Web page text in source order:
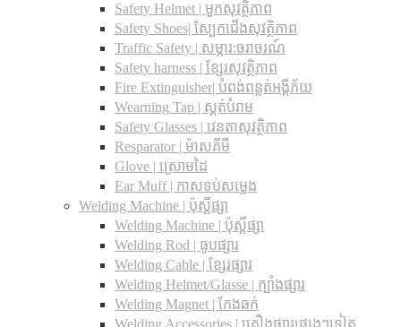
Safety Helmet | មួកសុវត្ថិភាព
Safety Shoes| ស្បែកជើងសុវត្ថិភាព
Traffic Safety​ | សម្ភារ:ចរាចរណ៍
Safety harness | ខ្សែរសុវត្ថិភាព
Fire Extinguisher| បំពង់ពន្លត់អង្គីភ័យ
Wearning Tap | ស្គត់បំរាម
Safety Glasses | វេនតាសុវត្ថិភាព
Resparator | ម៉ាសគីមី
Glove | ស្រោមដៃ
Ear Muff | កាសទប់សម្លេង
Welding Machine | ប៉ុស្តិ៍ផ្សា
Welding Machine | ប៉ុស្តិ៍ផ្សា
Welding Rod | ធូបផ្សារ
Welding Cable | ខ្សែរផ្សារ
Welding Helmet/Glasse | ក្បាំងផ្សារ
Welding Magnet | កែងឆក់
Welding Accessories | គ្រឿងផ្សារផ្សេងៗទៀត